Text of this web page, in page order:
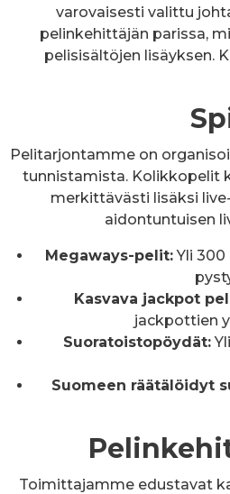
varovaisesti valittu
pelinkehittäjän parissa,
pelisisältöjen lisäyksen.
Pelitarjontamme on
tunnistamista. Kolikkopelit
merkittävästi lisäksi
aidontuntuisen
Megaways-pelit:Yli 300
Kasvava jackpot
jackpottien
Suoratoistopöydät:
Suomeen räätälöidyt
Toimittajamme edustavat